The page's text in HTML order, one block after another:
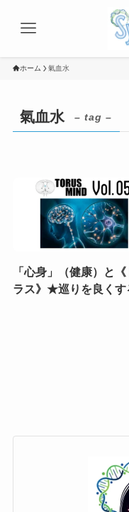
ホーム 氣血水
氣血水 – tag –
「心身」（健康）と
ラス》★巡りを良くす